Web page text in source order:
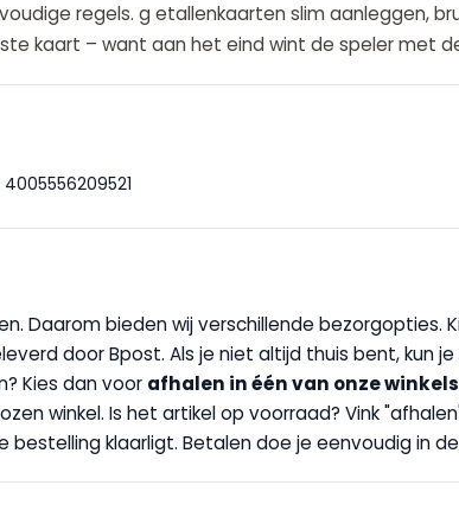
regels. g etallenkaarten slim aanleggen,
kaart – want aan het eind wint de speler met
4005556209521
Daarom bieden wij verschillende bezorgopties.
door Bpost. Als je niet altijd thuis bent, kun je
Kies dan voor afhalen in één van onze winkels
winkel. Is het artikel op voorraad? Vink
klaarligt. Betalen doe je eenvoudig in de